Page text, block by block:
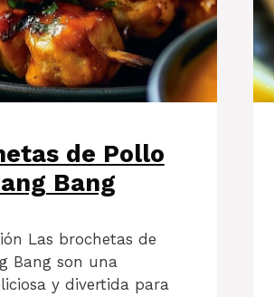
de Pollo
Bang
Las brochetas de
Bang son una
y divertida para